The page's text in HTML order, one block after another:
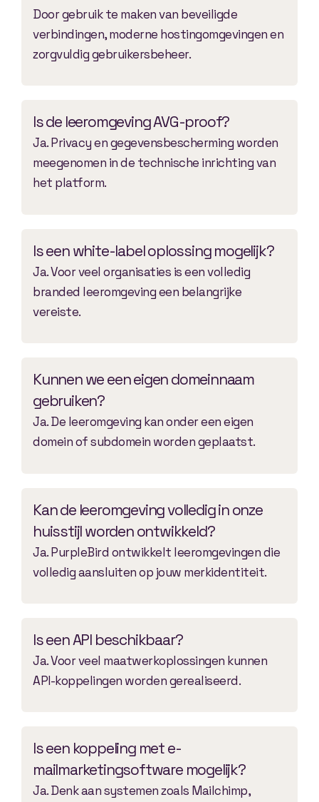
Door gebruik te maken van beveiligde
verbindingen, moderne hostingomgevingen en
zorgvuldig gebruikersbeheer.
Is de leeromgeving AVG-proof?
Ja. Privacy en gegevensbescherming worden
meegenomen in de technische inrichting van
het platform.
Is een white-label oplossing mogelijk?
Ja. Voor veel organisaties is een volledig
branded leeromgeving een belangrijke
vereiste.
Kunnen we een eigen domeinnaam
gebruiken?
Ja. De leeromgeving kan onder een eigen
domein of subdomein worden geplaatst.
Kan de leeromgeving volledig in onze
huisstijl worden ontwikkeld?
Ja. PurpleBird ontwikkelt leeromgevingen die
volledig aansluiten op jouw merkidentiteit.
Is een API beschikbaar?
Ja. Voor veel maatwerkoplossingen kunnen
API-koppelingen worden gerealiseerd.
Is een koppeling met e-
mailmarketingsoftware mogelijk?
Ja. Denk aan systemen zoals Mailchimp,